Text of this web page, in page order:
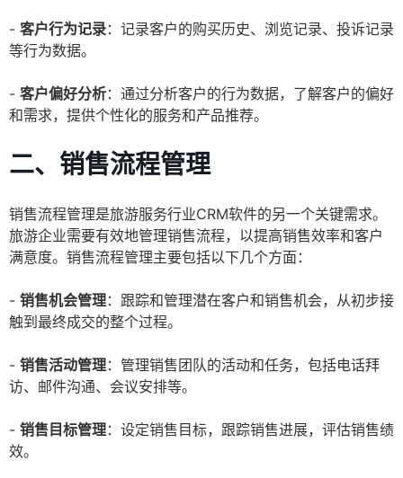
- 客户行为记录：记录客户的购买历史、浏览记录、投诉记录
等行为数据。
- 客户偏好分析：通过分析客户的行为数据，了解客户的偏好
和需求，提供个性化的服务和产品推荐。
二、销售流程管理
销售流程管理是旅游服务行业CRM软件的另一个关键需求。
旅游企业需要有效地管理销售流程，以提高销售效率和客户
满意度。销售流程管理主要包括以下几个方面：
- 销售机会管理：跟踪和管理潜在客户和销售机会，从初步接
触到最终成交的整个过程。
- 销售活动管理：管理销售团队的活动和任务，包括电话拜
访、邮件沟通、会议安排等。
- 销售目标管理：设定销售目标，跟踪销售进展，评估销售绩
效。